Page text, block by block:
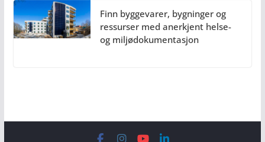
Finn byggevarer, bygninger og
ressurser med anerkjent helse-
og miljødokumentasjon